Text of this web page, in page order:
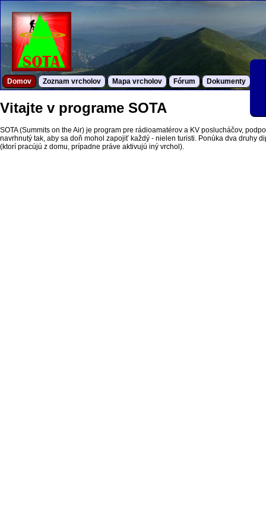
Domov Zoznam vrcholov Mapa vrcholov Fórum Dokumenty
Vitajte v programe SOTA
SOTA (Summits on the Air) je program pre rádioamatérov a KV poslucháčov,
navrhnutý tak, aby sa doň mohol zapojiť každý - nielen turisti. Ponúka dva druhy
(ktorí pracújú z domu, prípadne práve aktivujú iný vrchol).